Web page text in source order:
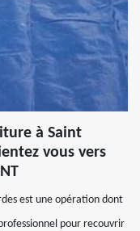
à Saint
vous vers
est une opération dont
pour recouvrir